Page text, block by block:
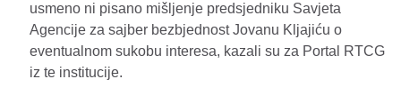
usmeno ni pisano mišljenje predsjedniku Savjeta
Agencije za sajber bezbjednost Jovanu Kljajiću o
eventualnom sukobu interesa, kazali su za Portal RTCG
iz te institucije.